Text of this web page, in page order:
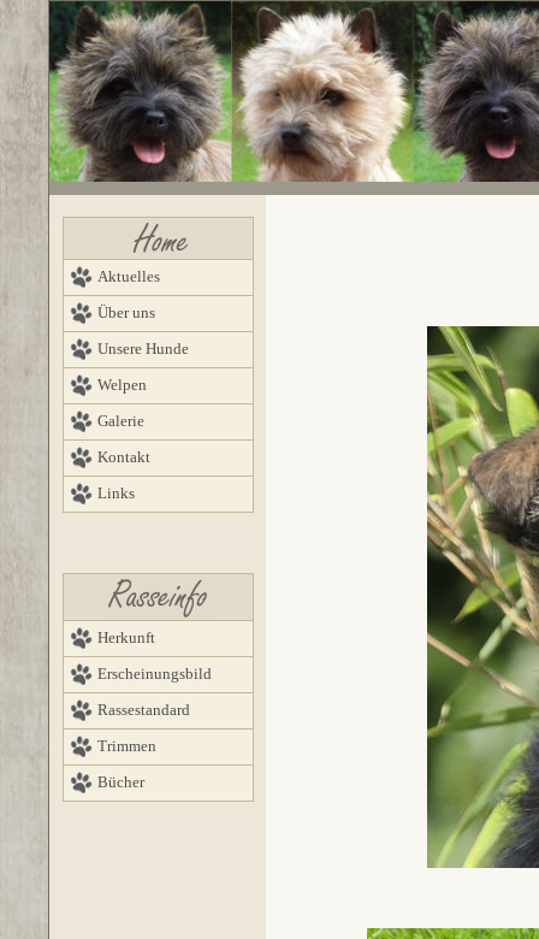
Aktuelles
Über uns
Unsere Hunde
Welpen
Galerie
Kontakt
Links
Herkunft
Erscheinungsbild
Rassestandard
Trimmen
Bücher